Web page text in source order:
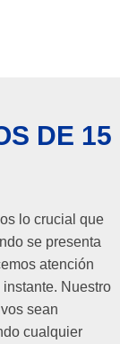
DE 15
lo crucial que
se presenta
atención
Nuestro
sean
cualquier